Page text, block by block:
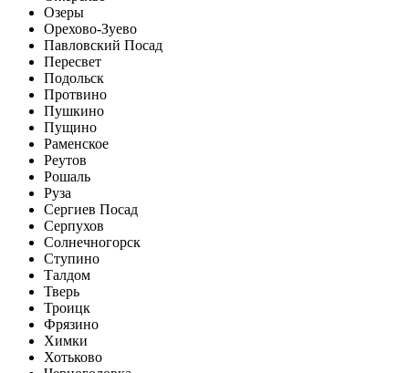
Озеры
Орехово-Зуево
Павловский Посад
Пересвет
Подольск
Протвино
Пушкино
Пущино
Раменское
Реутов
Рошаль
Руза
Сергиев Посад
Серпухов
Солнечногорск
Ступино
Талдом
Тверь
Троицк
Фрязино
Химки
Хотьково